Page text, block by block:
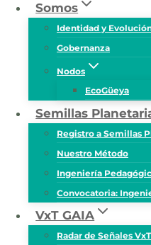
Somos
Identidad y
Gobernanza
Nodos
EcoGüeya
Semillas
Registro a Semillas
Nuestro Método
Ingeniería
Convocatoria:
VxT GAIA
Radar de Señales